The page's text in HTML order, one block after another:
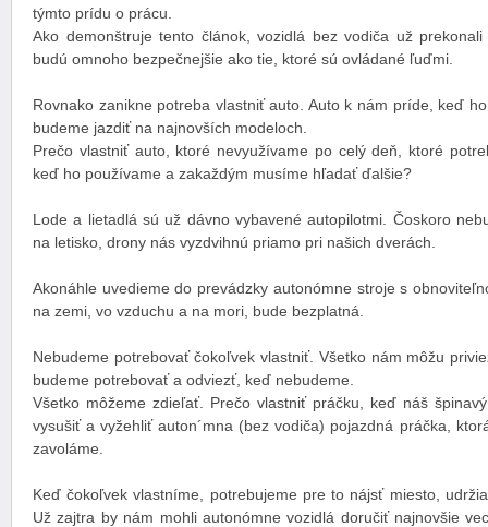
týmto prídu o prácu.
Ako demonštruje tento článok, vozidlá bez vodiča už
budú omnoho bezpečnejšie ako tie, ktoré sú ovládané ľuďmi.
Rovnako zanikne potreba vlastniť auto. Auto k nám príde, keď
budeme jazdiť na najnovších modeloch.
Prečo vlastniť auto, ktoré nevyužívame po celý deň, ktoré
keď ho používame a zakaždým musíme hľadať ďalšie?
Lode a lietadlá sú už dávno vybavené autopilotmi. Čoskoro
na letisko, drony nás vyzdvihnú priamo pri našich dverách.
Akonáhle uvedieme do prevádzky autonómne stroje s
na zemi, vo vzduchu a na mori, bude bezplatná.
Nebudeme potrebovať čokoľvek vlastniť. Všetko nám môžu
budeme potrebovať a odviezť, keď nebudeme.
Všetko môžeme zdieľať. Prečo vlastniť práčku, keď náš
vysušiť a vyžehliť auton´mna (bez vodiča) pojazdná práčka,
zavoláme.
Keď čokoľvek vlastníme, potrebujeme pre to nájsť miesto,
Už zajtra by nám mohli autonómne vozidlá doručiť najnovšie